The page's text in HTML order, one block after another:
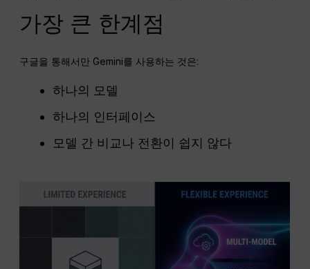
가장 큰 한계점
구글을 통해서만 Gemini를 사용하는 것은:
하나의 모델
하나의 인터페이스
모델 간 비교나 전환이 쉽지 않다